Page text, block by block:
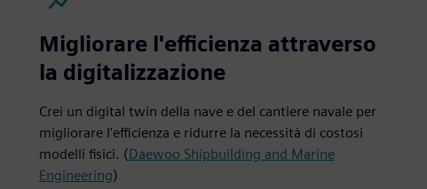
Migliorare l'efficienza attraverso
la digitalizzazione
Crei un digital twin della nave e del cantiere navale per
migliorare l'efficienza e ridurre la necessità di costosi
modelli fisici. (Daewoo Shipbuilding and Marine
Engineering)